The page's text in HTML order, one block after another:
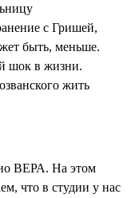
с Гришей,
быть, меньше.
шок в жизни.
жить
ВЕРА. На этом
что в студии у нас